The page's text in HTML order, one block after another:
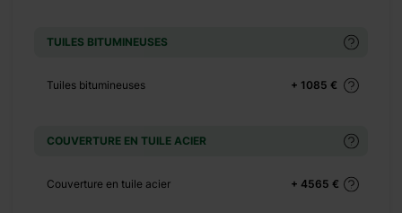
TUILES BITUMINEUSES
+ 1085 €
Tuiles bitumineuses
COUVERTURE EN TUILE ACIER
+ 4565 €
Couverture en tuile acier
+ 0 €
+ 6470 €
+ 8735 €